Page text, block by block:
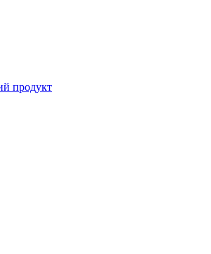
продукт